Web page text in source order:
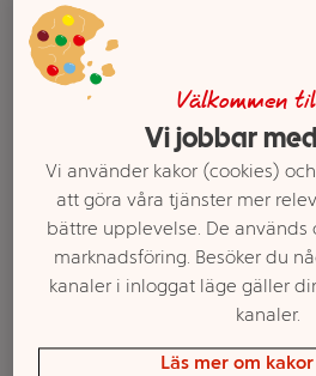
Välj butik och
Sortimentet kan variera
Välkommen
Vi jobbar
Vi använder kakor (cookies)
att göra våra tjänster mer
bättre upplevelse. De används
marknadsföring. Besöker du
kanaler i inloggat läge gäller
kanaler.
Läs mer om